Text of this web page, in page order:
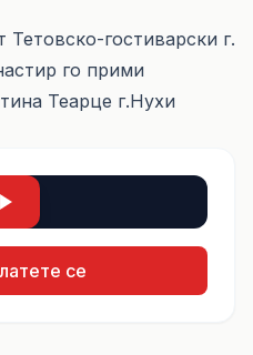
гостиварски г.
го прими
Теарце г.Нухи
се